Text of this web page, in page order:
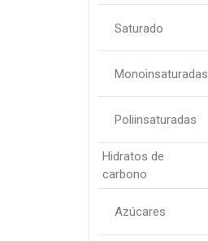
Saturado
Monoinsaturadas
Poliinsaturadas
Hidratos de
carbono
Azúcares